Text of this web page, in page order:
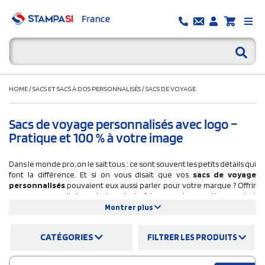
HOME/SACS ET SACS À DOS PERSONNALISÉS/SACS DE VOYAGE
Sacs de voyage personnalisés avec logo –
Pratique et 100 % à votre image
Dans le monde pro, on le sait tous : ce sont souvent les petits détails qui
font la différence. Et si on vous disait que vos sacs de voyage
personnaliséspouvaient eux aussi parler pour votre marque ? Offrir
un sac personnalisé, ce n’est pas juste faire un cadeau pratique — c’est
faire passer un message. Un sac bien choisi, avec votre
week-ends improvisés
Chez Stampasi.fr, on a bien compris ça. C’est pour ça qu’on vous
Montrer plus
CATÉGORIES FILTRER LES PRODUITS